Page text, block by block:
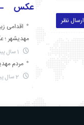
ارسال نظر
عکس
اقدامی
مهدیشهر ؛
مردم مهدیشهر